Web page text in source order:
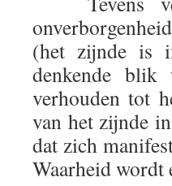
(het zijnde is
denkende
verhouden tot
van het zijnde
dat zich
Waarheid wordt